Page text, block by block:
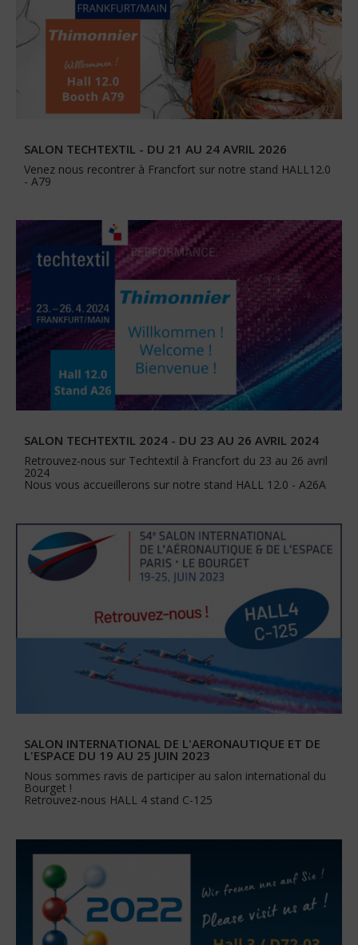
SALON TECHTEXTIL - DU 21 AU 24 AVRIL 2026
Venez nous recontrer à Francfort sur notre stand HALL12.0
- A79
SALON TECHTEXTIL 2024 - DU 23 AU 26 AVRIL 2024
Retrouvez-nous sur Techtextil à Francfort du 23 au 26 avril
2024
Nous vous accueillerons sur notre stand HALL 12.0 - A26A
SALON INTERNATIONAL DE L'AERONAUTIQUE ET DE
L'ESPACE DU 19 AU 25 JUIN 2023
Nous sommes ravis de participer au salon international du
Bourget !
Retrouvez-nous HALL 4 stand C-125